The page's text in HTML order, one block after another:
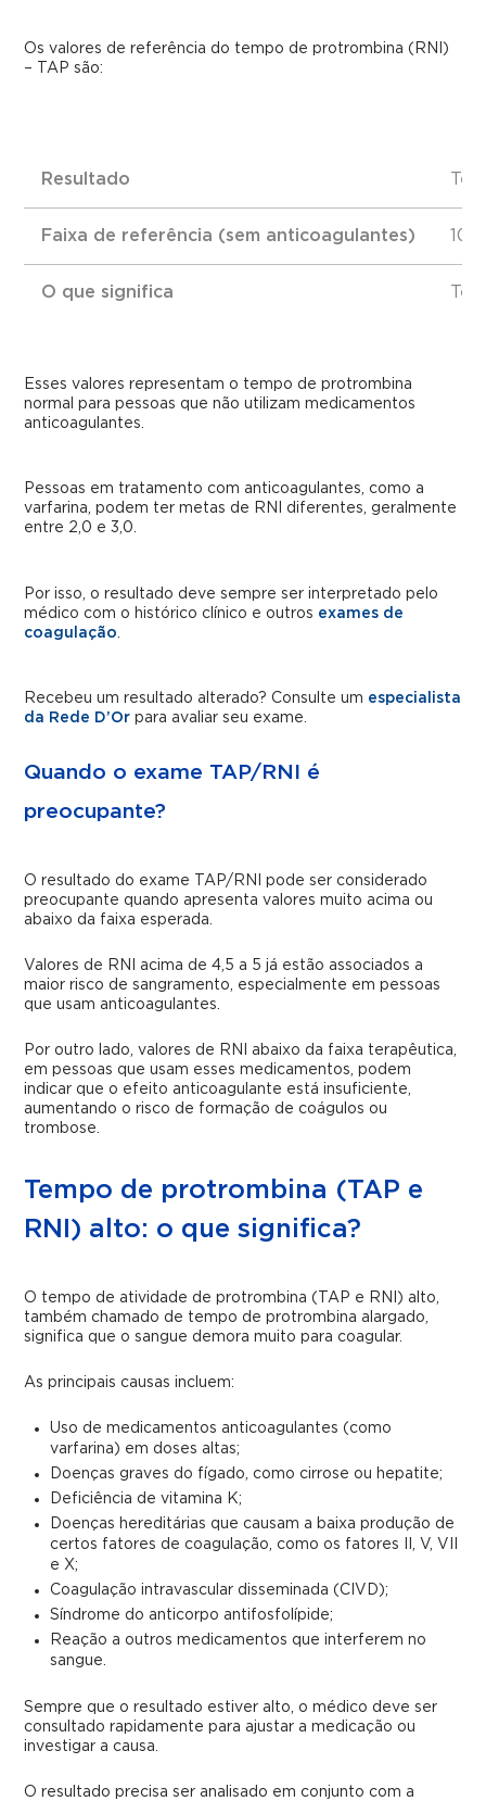
Os valores de referência do tempo de protrombina (RNI)
– TAP são:
Resultado
Faixa de referência (sem anticoagulantes)
O que significa
10
Esses valores representam o tempo de protrombina
normal para pessoas que não utilizam medicamentos
anticoagulantes.
Pessoas em tratamento com anticoagulantes, como a
varfarina, podem ter metas de RNI diferentes, geralmente
entre 2,0 e 3,0.
Por isso, o resultado deve sempre ser interpretado pelo
médico com o histórico clínico e outros exames de
coagulação
Recebeu um resultado alterado? Consulte um especialista
da Rede D’Or para avaliar seu exame.
Quando o exame TAP/RNI é
preocupante?
O resultado do exame TAP/RNI pode ser considerado
preocupante quando apresenta valores muito acima ou
abaixo da faixa esperada.
Valores de RNI acima de 4,5 a 5 já estão associados a
maior risco de sangramento, especialmente em pessoas
que usam anticoagulantes.
Por outro lado, valores de RNI abaixo da faixa terapêutica,
em pessoas que usam esses medicamentos, podem
indicar que o efeito anticoagulante está insuficiente,
aumentando o risco de formação de coágulos ou
trombose.
Tempo de protrombina (TAP e
RNI) alto: o que significa?
O tempo de atividade de protrombina (TAP e RNI) alto,
também chamado de tempo de protrombina alargado,
significa que o sangue demora muito para coagular.
As principais causas incluem:
Uso de medicamentos anticoagulantes (como
varfarina) em doses altas;
Doenças graves do fígado, como cirrose ou hepatite;
Deficiência de vitamina K;
Doenças hereditárias que causam a baixa produção de
certos fatores de coagulação, como os fatores II, V, VII
e X;
Coagulação intravascular disseminada (CIVD);
Síndrome do anticorpo antifosfolípide;
Reação a outros medicamentos que interferem no
sangue.
Sempre que o resultado estiver alto, o médico deve ser
consultado rapidamente para ajustar a medicação ou
investigar a causa.
O resultado precisa ser analisado em conjunto com a